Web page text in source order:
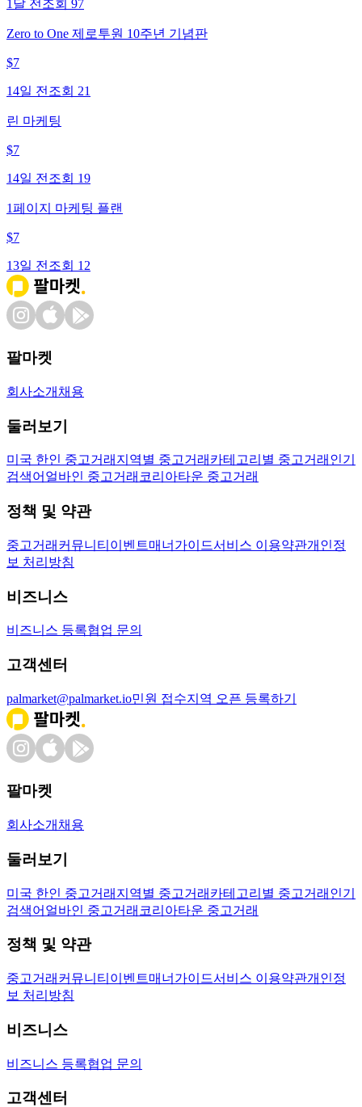
1달 전 조회 97
Zero to One 제로투원 10주년 기념판
$7
14일 전 조회 21
린 마케팅
$7
14일 전 조회 19
1페이지 마케팅 플랜
$7
13일 전 조회 12
팔마켓
회사소개 채용
둘러보기
미국 한인 중고거래 지역별 중고거래 카테고리별 중고거래 인기
검색어 얼바인 중고거래 코리아타운 중고거래
정책 및 약관
중고거래 커뮤니티 이벤트매너가이드서비스 이용약관개인정
보 처리방침
비즈니스
비즈니스 등록협업 문의
고객센터
palmarket@palmarket.io민원 접수지역 오픈 등록하기
팔마켓
회사소개 채용
둘러보기
미국 한인 중고거래 지역별 중고거래 카테고리별 중고거래 인기
검색어 얼바인 중고거래 코리아타운 중고거래
정책 및 약관
중고거래 커뮤니티 이벤트매너가이드서비스 이용약관개인정
보 처리방침
비즈니스
비즈니스 등록협업 문의
고객센터